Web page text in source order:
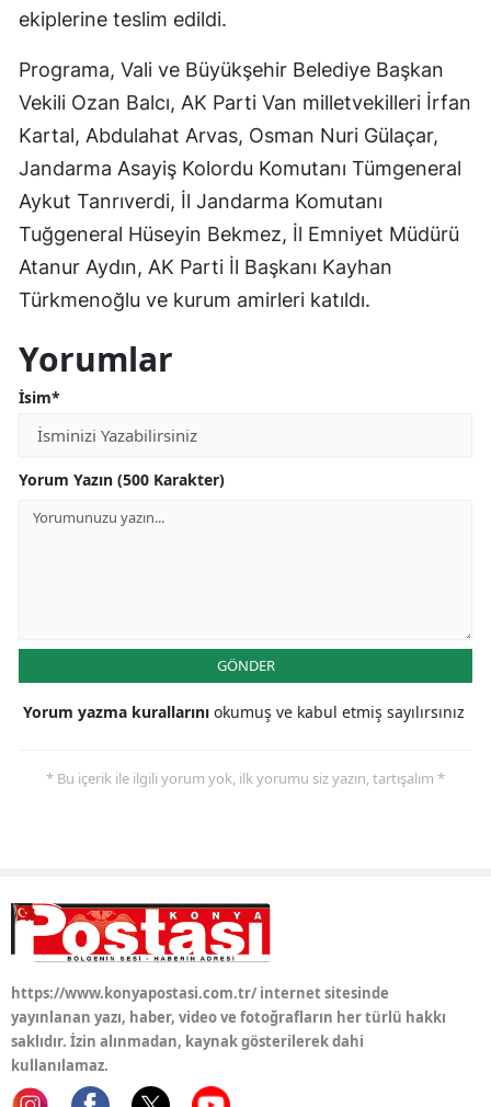
ekiplerine teslim edildi.
Programa, Vali ve Büyükşehir Belediye Başkan
Vekili Ozan Balcı, AK Parti Van milletvekilleri İrfan
Kartal, Abdulahat Arvas, Osman Nuri Gülaçar,
Jandarma Asayiş Kolordu Komutanı Tümgeneral
Aykut Tanrıverdi, İl Jandarma Komutanı
Tuğgeneral Hüseyin Bekmez, İl Emniyet Müdürü
Atanur Aydın, AK Parti İl Başkanı Kayhan
Türkmenoğlu ve kurum amirleri katıldı.
Yorumlar
İsim*
Yorum Yazın (500 Karakter)
GÖNDER
Yorum yazma kurallarını okumuş ve kabul etmiş sayılırsınız
* Bu içerik ile ilgili yorum yok, ilk yorumu siz yazın, tartışalım *
https://www.konyapostasi.com.tr/ internet sitesinde
yayınlanan yazı, haber, video ve fotoğrafların her türlü hakkı
saklıdır. İzin alınmadan, kaynak gösterilerek dahi
kullanılamaz.